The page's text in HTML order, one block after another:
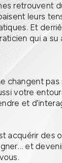
retrouvent
leurs
Et
qui a
changent
votre
et
acquérir des
et